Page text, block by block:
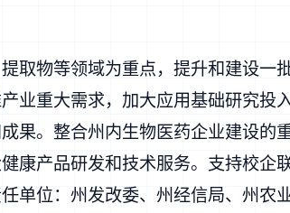
取物等领域为重点，提升和建设一
业重大需求，加大应用基础研究投
果。整合州内生物医药企业建设的
康产品研发和技术服务。支持校企
单位：州发改委、州经信局、州农